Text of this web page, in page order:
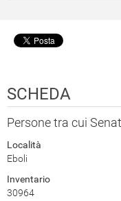
SCHEDA
Persone tra cui
Località
Eboli
Inventario
30964